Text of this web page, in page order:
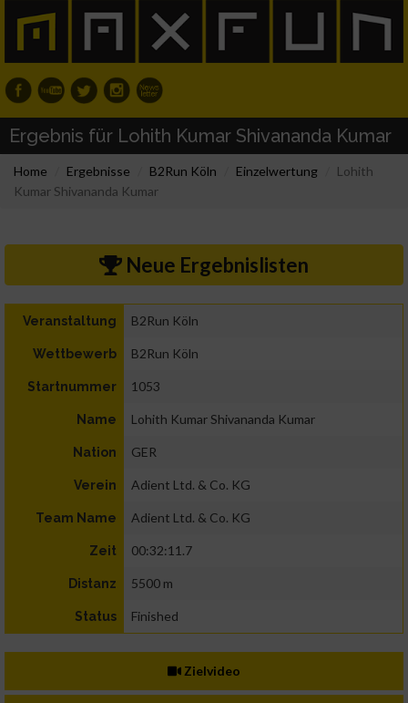
Ergebnis für Lohith Kumar Shivananda Kumar
Home Ergebnisse B2Run Köln Einzelwertung
Lohith
Kumar Shivananda Kumar
Neue Ergebnislisten
Veranstaltung B2Run Köln
Wettbewerb B2Run Köln
Startnummer 1053
Name Lohith Kumar Shivananda Kumar
Nation GER
Verein Adient Ltd. & Co. KG
Team Name Adient Ltd. & Co. KG
Zeit 00:32:11.7
Distanz 5500 m
Status Finished
Zielvideo